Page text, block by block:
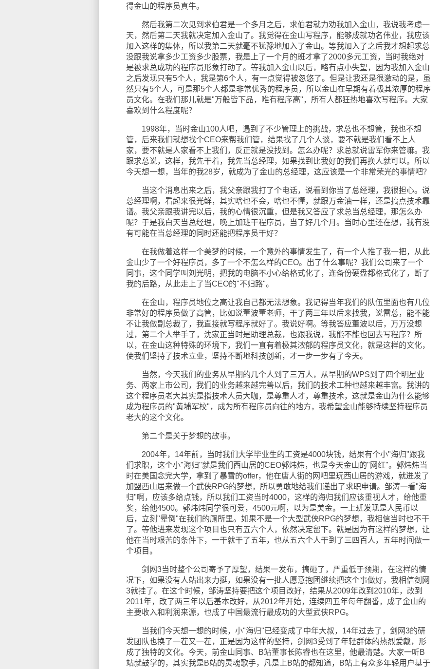
得金山的程序员真牛。
然后我第二次见到求伯君是一个多月之后，求伯君就力劝我加入金山，我说我考虑一
天，然后第二天我就决定加入金山了。我觉得在金山写程序，能够成就功名伟业，我应该
加入这样的集体，所以我第二天就毫不犹豫地加入了金山。等我加入了之后我才想起求总
没跟我说拿多少工资多少股票，我是上了一个月的班才拿了2000多元工资，当时我绝对
是被求总成功的程序员形象打动了。等我加入金山以后，略有点小失望，因为我加入金山
之后发现只有5个人，我是第6个人，有一点觉得被忽悠了。但是让我还是很激动的是，虽
然只有5个人，可是那5个人都是非常优秀的程序员，所以金山在早期有着极其浓厚的程序
员文化。在我们那儿就是"万般皆下品，唯有程序高"，所有人都狂热地喜欢写程序。大家
喜欢到什么程度呢？
1998年，当时金山100人吧，遇到了不少管理上的挑战，求总也不想管，我也不想
管，后来我们就想找个CEO来帮我们管，结果找了几个人谈，要不就是我们看不上人
家，要不就是人家看不上我们，反正就是没找到。怎么办呢？求总就说雷军你来管嘛。我
跟求总说，这样，我先干着，我先当总经理，如果找到比我好的我们再换人就可以。所以
今天想一想，当年的我28岁，就成为了金山的总经理，这应该是一个非常荣光的事情吧？
当这个消息出来之后，我父亲跟我打了个电话，说看到你当了总经理，我很担心。说
总经理啊，看起来很光鲜，其实啥也不会，啥也不懂，就跟万金油一样，还是搞点技术靠
谱。我父亲跟我讲完以后，我的心情很沉重，但是我又答应了求总当总经理，那怎么办
呢？于是我白天当总经理，晚上加班干程序员，当了好几个月。当时心里还在想，我有没
有可能在当总经理的同时还能把程序员干好？
在我做着这样一个美梦的时候，一个意外的事情发生了，有一个人推了我一把，从此
金山少了一个好程序员，多了一个不怎么样的CEO。出了什么事呢？我们公司来了一个
同事，这个同学叫刘光明，把我的电脑不小心给格式化了，连备份硬盘都格式化了，断了
我的后路，从此走上了当CEO的"不归路"。
在金山，程序员地位之高让我自己都无法想象。我记得当年我们的队伍里面也有几位
非常好的程序员做了高管，比如说董波董老师，干了两三年以后来找我，说雷总，能不能
不让我做副总裁了，我直接就写程序就好了。我说好啊。等我答应董波以后，万万没想
过，第二个人举手了，沈家正当时是助理总裁，也跟我说，我能不能也回去写程序？所
以，在金山这种特殊的环境下，我们一直有着极其浓郁的程序员文化，就是这样的文化，
使我们坚持了技术立业，坚持不断地科技创新，才一步一步有了今天。
当然，今天我们的业务从早期的几个人到了三万人，从早期的WPS到了四个明星业
务、两家上市公司，我们的业务越来越完善以后，我们的技术工种也越来越丰富。我讲的
这个程序员老大其实是指技术人员大咖，是尊重人才，尊重技术，这就是金山为什么能够
成为程序员的"黄埔军校"，成为所有程序员向往的地方，我希望金山能够持续坚持程序员
老大的这个文化。
第二个是关于梦想的故事。
2004年，14年前，当时我们大学毕业生的工资是4000块钱，结果有个小"海归"跟我
们求职，这个小"海归"就是我们西山居的CEO郭炜炜，也是今天金山的"网红"。郭炜炜当
时在美国念完大学，拿到了暴雪的offer，他在唐人街的网吧里玩西山居的游戏，就迸发了
加盟西山居来做一个武侠RPG的梦想，所以勇敢地给我们递出了求职申请。邹涛一看"海
归"啊，应该多给点钱，所以我们工资当时4000，这样的海归我们应该重视人才，给他重
奖，给他4500。郭炜炜同学很可爱，4500元啊，以为是美金。一上班发现是人民币以
后，立刻"晕倒"在我们的厕所里。如果不是一个大型武侠RPG的梦想，我相信当时也不干
了。等他进来发现这个项目也只有五六个人，依然决定留下。就是因为有这样的梦想，让
他在当时艰苦的条件下，一干就干了五年，也从五六个人干到了三四百人，五年时间做一
个项目。
剑网3当时整个公司寄予了厚望，结果一发布，搞砸了，严重低于预期，在这样的情
况下，如果没有人站出来力挺，如果没有一批人愿意抱团继续把这个事做好，我相信剑网
3就挂了。在这个时候，邹涛坚持要把这个项目改好，结果从2009年改到2010年，改到
2011年，改了两三年以后基本改好，从2012年开始，连续四五年每年翻番，成了金山的
主要收入和利润来源，也成了中国最流行最成功的大型武侠RPG。
当我们今天想一想的时候，小"海归"已经变成了中年大叔，14年过去了，剑网3的研
发团队也换了一茬又一茬，正是因为这样的坚持，剑网3受到了年轻群体的热烈爱戴，形
成了独特的文化。今天，前金山同事、B站董事长陈睿也在这里，他最清楚。大家一听B
站就鼓掌的，其实我是B站的灵魂歌手，凡是上B站的都知道，B站上有众多年轻用户基于